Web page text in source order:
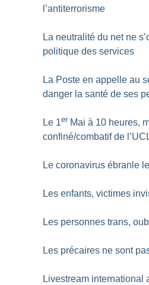
l’antiterrorisme
La neutralité du net ne
politique des services
La Poste en appelle au
danger la santé de ses
Le 1er Mai à 10 heures,
confiné/combatif de
Le coronavirus ébranle
Les enfants, victimes
Les personnes trans,
Les précaires ne sont
Livestream international